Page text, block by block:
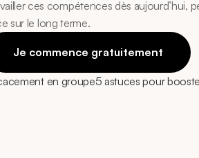
ces compétences dès aujourd’hui,
sur le long terme.
Je commence gratuitement
en groupe5 astuces pour